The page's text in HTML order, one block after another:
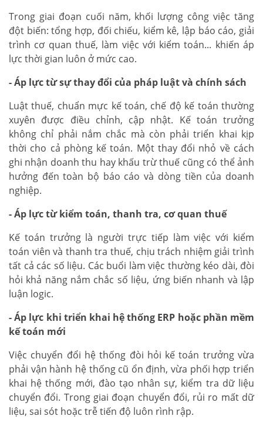
Trong giai đoạn cuối năm, khối lượng công việc tăng
đột biến: tổng hợp, đối chiếu, kiểm kê, lập báo cáo, giải
trình cơ quan thuế, làm việc với kiểm toán... khiến áp
lực thời gian luôn ở mức cao.
- Áp lực từ sự thay đổi của pháp luật và chính sách
Luật thuế, chuẩn mực kế toán, chế độ kế toán thường
xuyên được điều chỉnh, cập nhật. Kế toán trưởng
không chỉ phải nắm chắc mà còn phải triển khai kịp
thời cho cả phòng kế toán. Một thay đổi nhỏ về cách
ghi nhận doanh thu hay khấu trừ thuế cũng có thể ảnh
hưởng đến toàn bộ báo cáo và dòng tiền của doanh
nghiệp.
- Áp lực từ kiểm toán, thanh tra, cơ quan thuế
Kế toán trưởng là người trực tiếp làm việc với kiểm
toán viên và thanh tra thuế, chịu trách nhiệm giải trình
tất cả các số liệu. Các buổi làm việc thường kéo dài, đòi
hỏi khả năng nắm chắc số liệu, ứng biến nhanh và lập
luận logic.
- Áp lực khi triển khai hệ thống ERP hoặc phần mềm
kế toán mới
Việc chuyển đổi hệ thống đòi hỏi kế toán trưởng vừa
phải vận hành hệ thống cũ ổn định, vừa phối hợp triển
khai hệ thống mới, đào tạo nhân sự, kiểm tra dữ liệu
chuyển đổi. Trong giai đoạn chuyển đổi, rủi ro mất dữ
liệu, sai sót hoặc trễ tiến độ luôn rình rập.